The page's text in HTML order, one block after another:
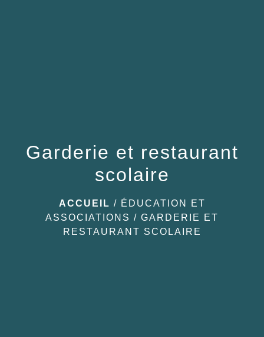
Garderie et restaurant
scolaire
ACCUEIL / ÉDUCATION ET
ASSOCIATIONS / GARDERIE ET
RESTAURANT SCOLAIRE